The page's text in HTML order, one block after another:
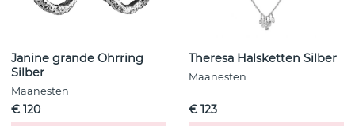
Janine grande Ohrring
Silber
Maanesten
€ 120
Theresa Halsketten Silber
Maanesten
€ 123